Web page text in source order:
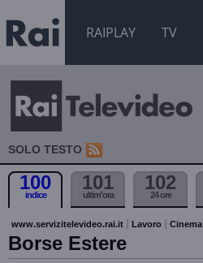
RAIPLAY TV
SOLO TESTO
100
indice
101
ultim'ora
102
24 ore
www.servizitelevideo.rai.it Lavoro Cinema
Borse Estere